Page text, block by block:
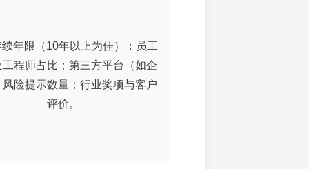
年限（10年以上为佳）；员工
程师占比；第三方平台（如企
险提示数量；行业奖项与客户
评价。